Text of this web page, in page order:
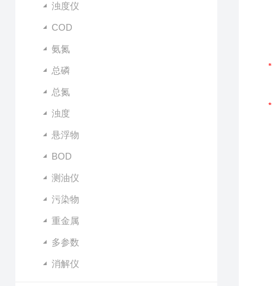
浊度仪
COD
氨氮
总磷
总氮
浊度
悬浮物
BOD
测油仪
污染物
重金属
多参数
消解仪